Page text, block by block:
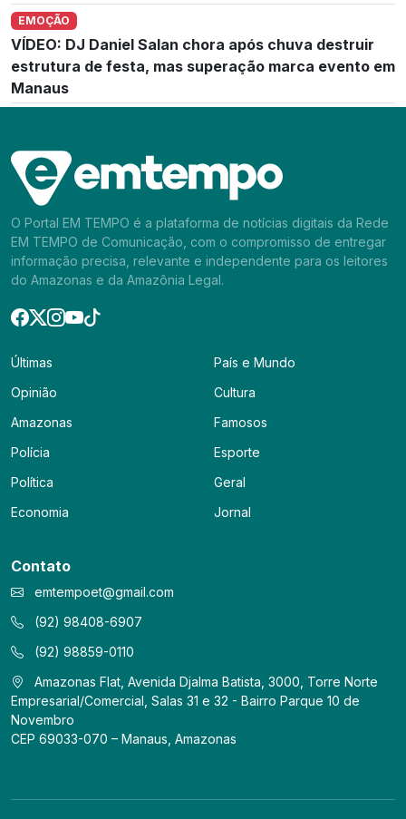
EMOÇÃO
VÍDEO: DJ Daniel Salan chora após chuva destruir
estrutura de festa, mas superação marca evento em
Manaus
O Portal EM TEMPO é a plataforma de notícias digitais da Rede
EM TEMPO de Comunicação, com o compromisso de entregar
informação precisa, relevante e independente para os leitores
do Amazonas e da Amazônia Legal.
Últimas
Opinião
Amazonas
Polícia
Política
Economia
País e Mundo
Cultura
Famosos
Esporte
Geral
Jornal
Contato
emtempoet@gmail.com
(92) 98408-6907
(92) 98859-0110
Amazonas Flat, Avenida Djalma Batista, 3000, Torre Norte
Empresarial/Comercial, Salas 31 e 32 - Bairro Parque 10 de
Novembro
CEP 69033-070 – Manaus, Amazonas